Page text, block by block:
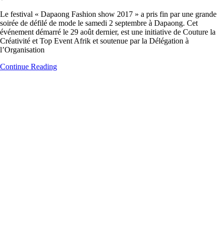
Le festival « Dapaong Fashion show 2017 » a pris fin par une grande
soirée de défilé de mode le samedi 2 septembre à Dapaong. Cet
événement démarré le 29 août dernier, est une initiative de Couture la
Créativité et Top Event Afrik et soutenue par la Délégation à
l’Organisation
Continue Reading